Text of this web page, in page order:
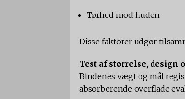
Tørhed mod huden
Disse faktorer udgør
Test af størrelse, design
Bindenes vægt og mål
absorberende overflade